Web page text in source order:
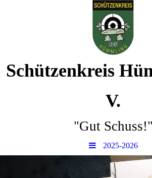
Schützenkreis
V.
"Gut Schuss!"
2025-2026